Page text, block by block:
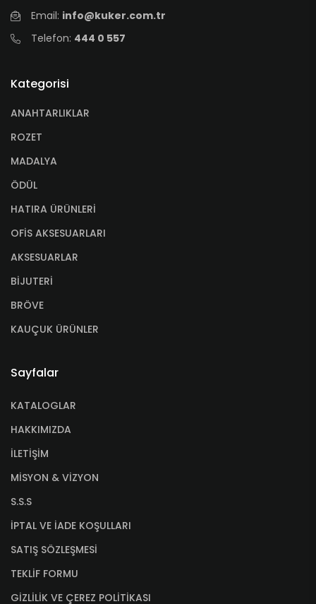
Email: info@kuker.com.tr
Telefon: 444 0 557
Kategorisi
ANAHTARLIKLAR
ROZET
MADALYA
ÖDÜL
HATIRA ÜRÜNLERİ
OFİS AKSESUARLARI
AKSESUARLAR
BİJUTERİ
BRÖVE
KAUÇUK ÜRÜNLER
Sayfalar
KATALOGLAR
HAKKIMIZDA
İLETİŞİM
MİSYON & VİZYON
S.S.S
İPTAL VE İADE KOŞULLARI
SATIŞ SÖZLEŞMESİ
TEKLİF FORMU
GİZLİLİK VE ÇEREZ POLİTİKASI